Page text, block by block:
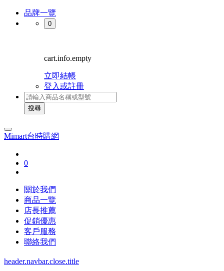
品牌一覽
0
cart.info.empty
立即結帳
登入或註冊
搜尋
Mimart台時購網
0
關於我們
商品一覽
店長推薦
促銷優惠
客戶服務
聯絡我們
header.navbar.close.title